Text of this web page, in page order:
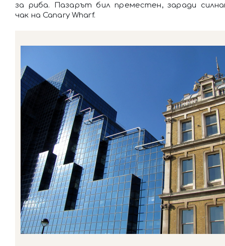
за риба. Пазарът бил преместен, заради
чак на Canary Wharf.